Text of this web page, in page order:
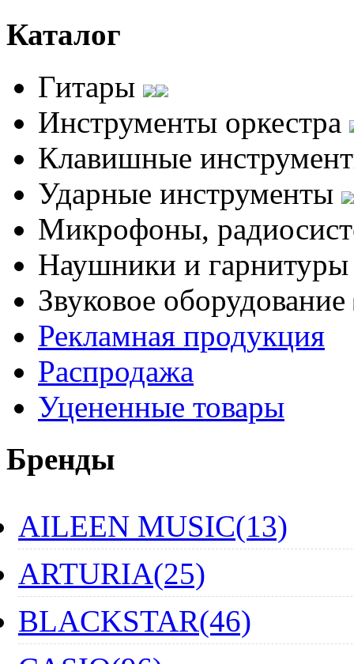
Каталог
Гитары
Инструменты оркестра
Клавишные
Ударные инструменты
Микрофоны,
Наушники и
Звуковое оборудование
Рекламная продукция
Распродажа
Уцененные товары
Бренды
AILEEN MUSIC(13)
ARTURIA(25)
BLACKSTAR(46)